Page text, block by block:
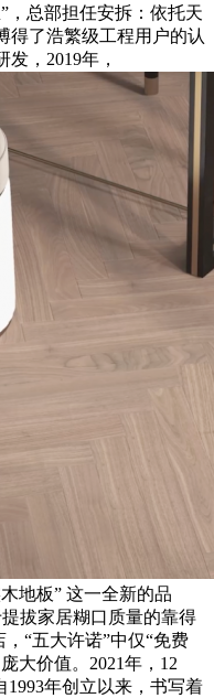
，总部担任安拆：依托天
得了浩繁级工程用户的认
，2019年，
地板” 这一全新的品
拔家居糊口质量的靠得
，“五大许诺”中仅“免费
大价值。2021年，12
1993年创立以来，书写着